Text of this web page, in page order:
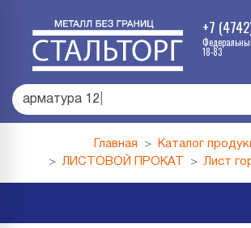
+7
18-83
арматура
Главная
Каталог
ЛИСТОВОЙ ПРОКАТ
Лист